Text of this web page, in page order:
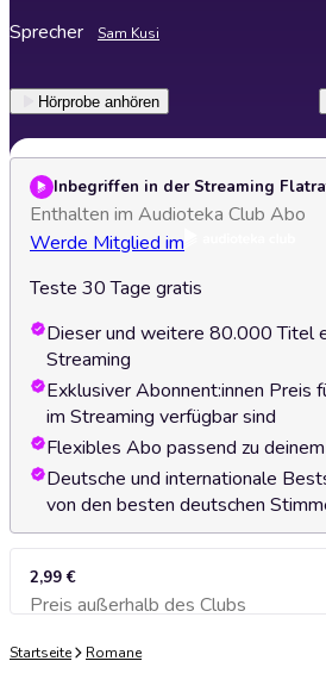
Sprecher Sam Kusi
Hörprobe anhören
Inbegriffen in der Streaming
Enthalten im Audioteka Club Abo
Werde Mitglied im
Teste 30 Tage gratis
Dieser und weitere 80.000 Titel
Streaming
Exklusiver Abonnent:innen Preis
im Streaming verfügbar sind
Flexibles Abo passend zu
Deutsche und internationale
von den besten deutschen
2,99 €
Preis außerhalb des Clubs
Zum Warenkorb
Startseite Romane